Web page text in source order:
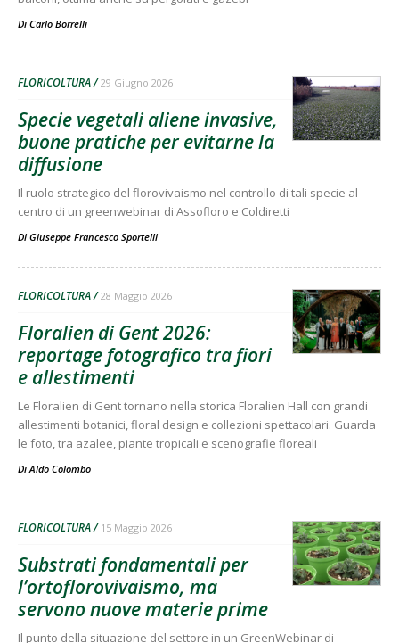
Di Carlo Borrelli
FLORICOLTURA 29 Giugno 2026
Specie vegetali aliene invasive,
buone pratiche per evitarne la
diffusione
Il ruolo strategico del florovivaismo nel controllo di tali specie al
centro di un greenwebinar di Assofloro e Coldiretti
Di Giuseppe Francesco Sportelli
FLORICOLTURA 28 Maggio 2026
Floralien di Gent 2026:
reportage fotografico tra fiori
e allestimenti
Le Floralien di Gent tornano nella storica Floralien Hall con grandi
allestimenti botanici, floral design e collezioni spettacolari. Guarda
le foto, tra azalee, piante tropicali e scenografie floreali
DiAldo Colombo
FLORICOLTURA 15 Maggio 2026
Substrati fondamentali per
l’ortoflorovivaismo, ma
servono nuove materie prime
Il punto della situazione del settore in un GreenWebinar di